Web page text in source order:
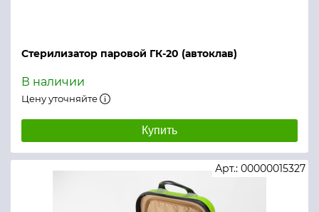
Стерилизатор паровой ГК-20 (автоклав)
В наличии
Цену уточняйте
Купить
Арт.: 00000015327